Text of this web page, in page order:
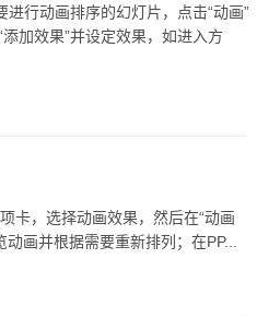
行动画排序的幻灯片，点击“动画”
加效果”并设定效果，如进入方
卡，选择动画效果，然后在“动画
画并根据需要重新排列；在PP...